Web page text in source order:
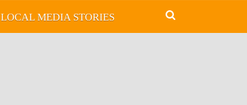
LOCAL MEDIA STORIES